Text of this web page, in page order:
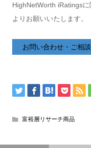
HighNetWorth iRatings
よりお願いいたします。
お問い合わせ・ご相
富裕層リサーチ商品